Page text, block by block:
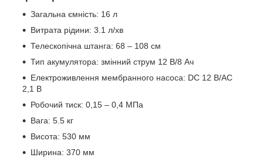
Загальна ємність: 16 л
Витрата рідини: 3.1 л/хв
Телескопічна штанга: 68 – 108 см
Тип акумулятора: змінний струм 12 В/8 Ач
Електроживлення мембранного насоса: DC 12 В/AC
2,1 В
Робочий тиск: 0,15 – 0,4 МПа
Вага: 5.5 кг
Висота: 530 мм
Ширина: 370 мм